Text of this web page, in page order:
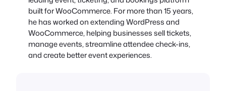
built for WooCommerce. For more than 15 years,
he has worked on extending WordPress and
WooCommerce, helping businesses sell tickets,
manage events, streamline attendee check-ins,
and create better event experiences.